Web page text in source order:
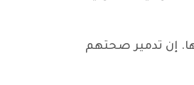
إن تدمير صحتهم